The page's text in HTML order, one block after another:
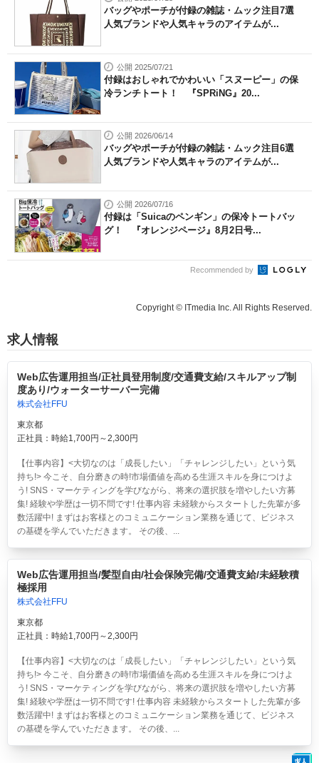
バッグやポーチが付録の雑誌・ムック注目7選
人気ブランドや人気キャラのアイテムが...
公開 2025/07/21
付録はおしゃれでかわいい「スヌーピー」の保
冷ランチトート！ 『SPRiNG』20...
公開 2026/06/14
バッグやポーチが付録の雑誌・ムック注目6選
人気ブランドや人気キャラのアイテムが...
公開 2026/07/16
付録は「Suicaのペンギン」の保冷トートバッ
グ！ 『オレンジページ』8月2日号...
Recommended by
Copyright © ITmedia Inc. All Rights Reserved.
求人情報
Web広告運用担当/正社員登用制度/交通費支給/スキルアップ制
度あり/ウォーターサーバー完備
株式会社FFU
東京都
正社員：時給1,700円～2,300円
【仕事内容】<大切なのは「成長したい」「チャレンジしたい」という気
持ち!> 今こそ、自分磨きの時!市場価値を高める生涯スキルを身につけよ
う! SNS・マーケティングを学びながら、将来の選択肢を増やしたい方募
集! 経験や学歴は一切不問です! 仕事内容 未経験からスタートした先輩が多
数活躍中! まずはお客様とのコミュニケーション業務を通じて、ビジネス
の基礎を学んでいただきます。 その後、...
Web広告運用担当/髪型自由/社会保険完備/交通費支給/未経験積
極採用
株式会社FFU
東京都
正社員：時給1,700円～2,300円
【仕事内容】<大切なのは「成長したい」「チャレンジしたい」という気
持ち!> 今こそ、自分磨きの時!市場価値を高める生涯スキルを身につけよ
う! SNS・マーケティングを学びながら、将来の選択肢を増やしたい方募
集! 経験や学歴は一切不問です! 仕事内容 未経験からスタートした先輩が多
数活躍中! まずはお客様とのコミュニケーション業務を通じて、ビジネス
の基礎を学んでいただきます。 その後、...